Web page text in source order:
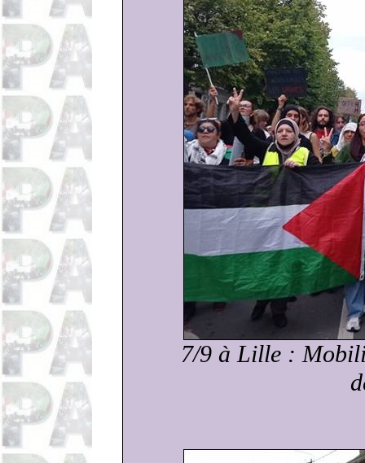
7/9 à Lille :